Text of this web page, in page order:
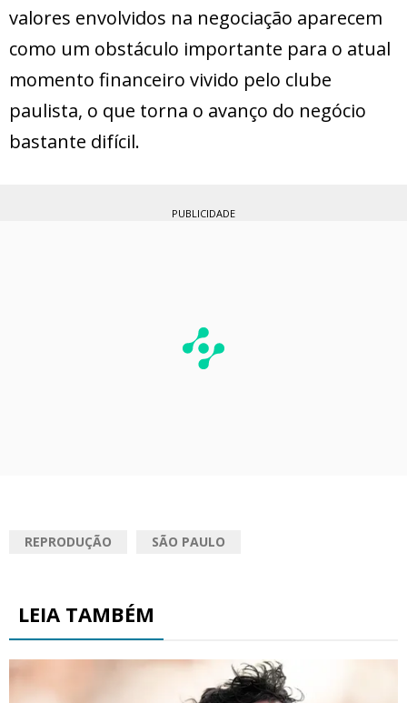
valores envolvidos na negociação aparecem
como um obstáculo importante para o atual
momento financeiro vivido pelo clube
paulista, o que torna o avanço do negócio
bastante difícil.
PUBLICIDADE
REPRODUÇÃO SÃO PAULO
LEIA TAMBÉM